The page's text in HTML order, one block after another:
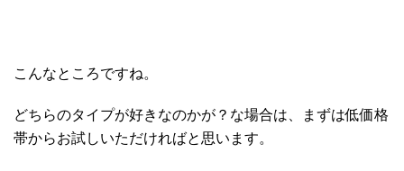
こんなところですね。
どちらのタイプが好きなのかが？な場合は、まずは低価格
帯からお試しいただければと思います。